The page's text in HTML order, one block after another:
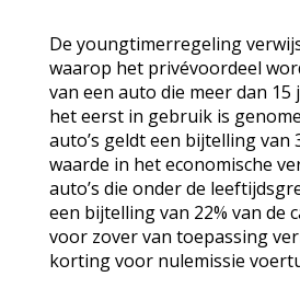
De youngtimerregeling
waarop het privévoordeel
van een auto die meer dan
het eerst in gebruik is
auto’s geldt een bijtelling van
waarde in het economische
auto’s die onder de
een bijtelling van 22% van de
voor zover van toepassing
korting voor nulemissie